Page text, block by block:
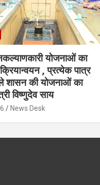
योजनाओं का
, प्रत्येक पात्र
शासन की योजनाओं का
विष्णुदेव साय
News Desk